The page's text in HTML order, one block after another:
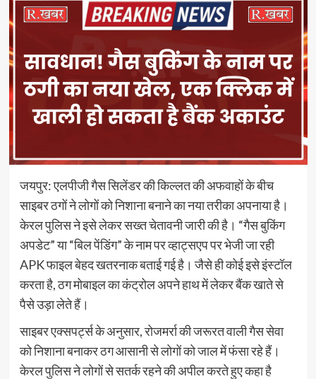
जयपुर: एलपीजी गैस सिलेंडर की किल्लत की अफवाहों के बीच
साइबर ठगों ने लोगों को निशाना बनाने का नया तरीका अपनाया है।
केरल पुलिस ने इसे लेकर सख्त चेतावनी जारी की है। “गैस बुकिंग
अपडेट” या “बिल पेंडिंग” के नाम पर व्हाट्सएप पर भेजी जा रही
APK फाइल बेहद खतरनाक बताई गई है। जैसे ही कोई इसे इंस्टॉल
करता है, ठग मोबाइल का कंट्रोल अपने हाथ में लेकर बैंक खाते से
पैसे उड़ा लेते हैं।
साइबर एक्सपर्ट्स के अनुसार, रोजमर्रा की जरूरत वाली गैस सेवा
को निशाना बनाकर ठग आसानी से लोगों को जाल में फंसा रहे हैं।
केरल पुलिस ने लोगों से सतर्क रहने की अपील करते हुए कहा है